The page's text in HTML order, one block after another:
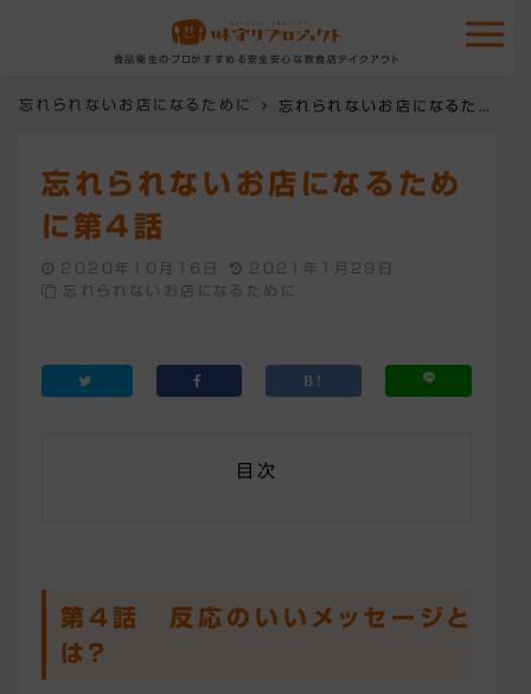
食品衛生のプロがすすめる安全安心な飲食店テイクアウト
忘れられないお店になるために
忘れられないお店になるため
に第4話
2020年10月16日
2021年1月29日
忘れられないお店になるために
目次
第4話 反応のいいメッセージと
は？